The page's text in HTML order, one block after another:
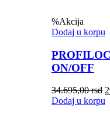
%Akcija
Dodaj u korpu
ON/OFF
34.695,00rsd
Dodaj u korpu